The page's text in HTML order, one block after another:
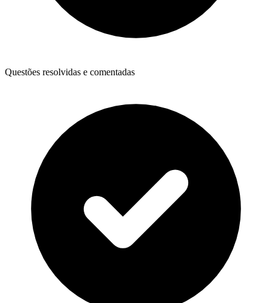
Questões resolvidas e comentadas